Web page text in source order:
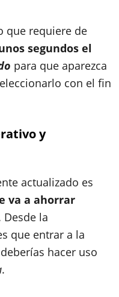
que requiere de
segundos el
para que aparezca
con el fin
y
actualizado es
va a ahorrar
Desde la
que entrar a la
hacer uso
.